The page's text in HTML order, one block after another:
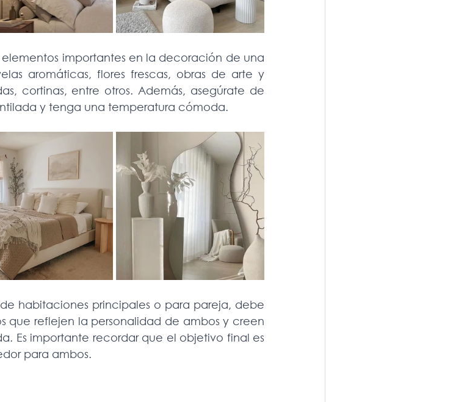
elementos importantes en la decoración de una
aromáticas, flores frescas, obras de arte y
cortinas, entre otros. Además, asegúrate de
y tenga una temperatura cómoda.
de habitaciones principales o para pareja, debe
que reflejen la personalidad de ambos y creen
Es importante recordar que el objetivo final es
para ambos.